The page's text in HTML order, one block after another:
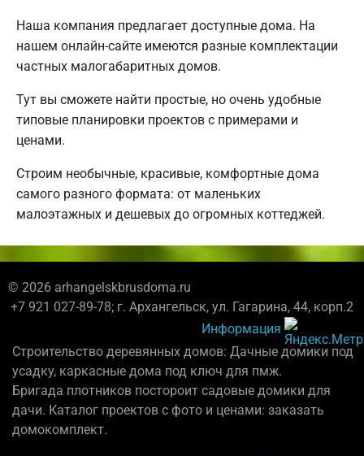
Наша компания предлагает доступные дома. На
нашем онлайн-сайте имеются разные комплектации
частных малогабаритных домов.
Тут вы сможете найти простые, но очень удобные
типовые планировки проектов с примерами и
ценами.
Строим необычные, красивые, комфортные дома
самого разного формата: от маленьких
малоэтажных и дешевых до огромных коттеджей.
© 2026 arhangelskbrusdoma.ru
+7 921 027-89-78; г. Архангельск, ул. Гагарина, 44, корп.2
Информация
Строительство деревянных домов: Дачные домики под
усадку, каркасные дома под ключ для пмж.
Бригада плотников постороит садовые домики для
дачи. Каталог проектов с фото и ценами: заказать
домокомплект.